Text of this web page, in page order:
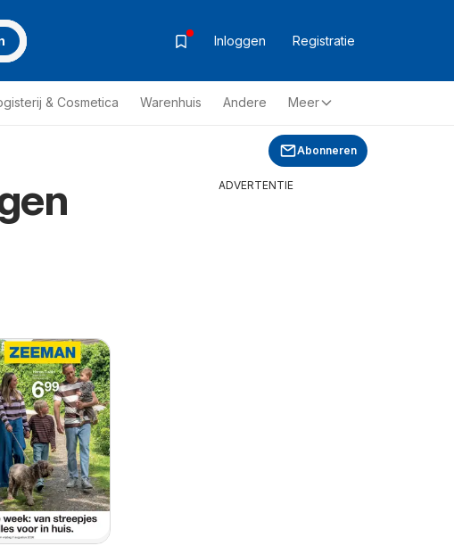
Inloggen Registratie
& Cosmetica Warenhuis Andere Meer
Abonneren
ADVERTENTIE